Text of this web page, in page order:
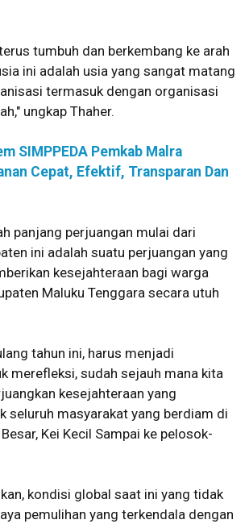
tumbuh dan berkembang ke arah
ini adalah usia yang sangat matang
termasuk dengan organisasi
ungkap Thaher.
SIMPPEDA Pemkab Malra
Cepat, Efektif, Transparan Dan
panjang perjuangan mulai dari
ini adalah suatu perjuangan yang
kesejahteraan bagi warga
Maluku Tenggara secara utuh
tahun ini, harus menjadi
merefleksi, sudah sejauh mana kita
kesejahteraan yang
seluruh masyarakat yang berdiam di
Kei Kecil Sampai ke pelosok-
kondisi global saat ini yang tidak
pemulihan yang terkendala dengan